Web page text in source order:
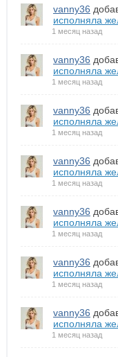
vanny36
исполняла
1 месяц назад
vanny36
исполняла
1 месяц назад
vanny36
исполняла
1 месяц назад
vanny36
исполняла
1 месяц назад
vanny36
исполняла
1 месяц назад
vanny36
исполняла
1 месяц назад
vanny36
исполняла
1 месяц назад